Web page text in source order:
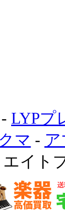
- LYPプ
マ -
イト